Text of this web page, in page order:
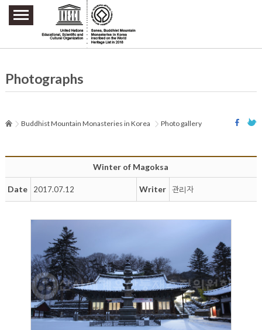
주요메뉴 바로가기
본문 바로가기
하단메뉴 바로가기
Photographs
Buddhist Mountain Monasteries in Korea Photo gallery
Winter of Magoksa
Date 2017.07.12 Writer 관리자